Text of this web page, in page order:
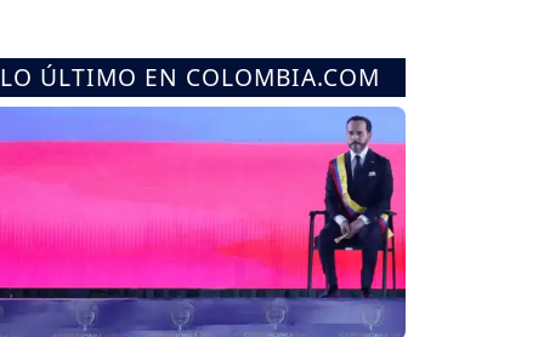
LO ÚLTIMO EN COLOMBIA.COM